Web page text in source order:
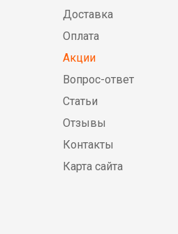
Доставка
Оплата
Акции
Вопрос-ответ
Статьи
Отзывы
Контакты
Карта сайта